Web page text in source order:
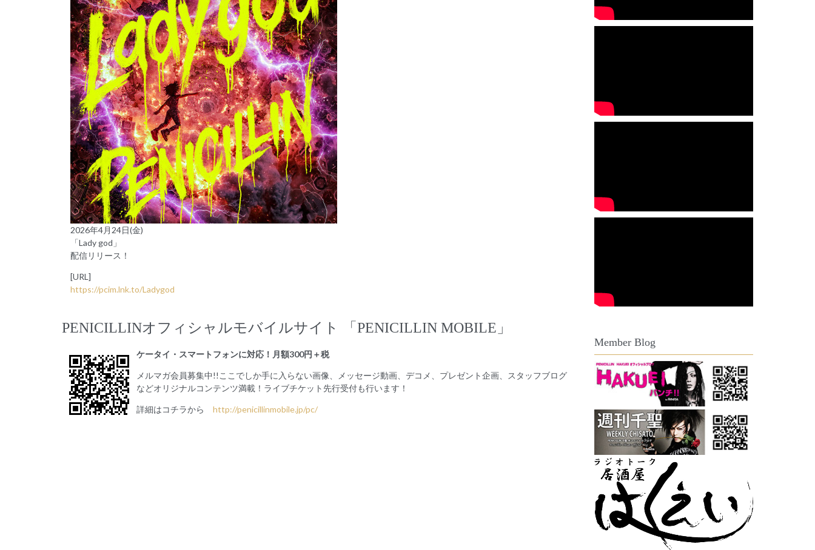
2026年4月24日(金)
「Lady god」
配信リリース！
[URL]
https://pcim.lnk.to/Ladygod
PENICILLINオフィシャルモバイルサイト 「PENICILLIN MOBILE」
ケータイ・スマートフォンに対応！月額300円＋税
メルマガ会員募集中!!ここでしか手に入らない画像、メッセージ動画、デコメ、プレゼント企画、スタッフブログ
などオリジナルコンテンツ満載！ライブチケット先行受付も行います！
詳細はコチラから http://penicillinmobile.jp/pc/
Member Blog